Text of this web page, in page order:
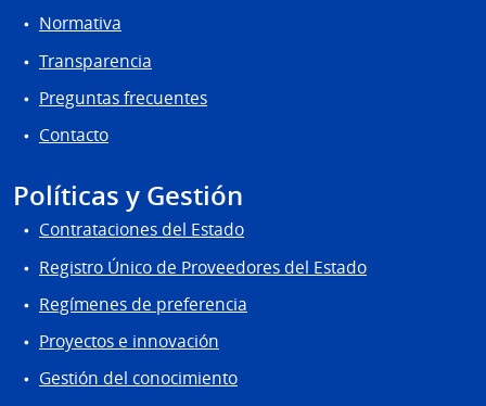
Normativa
Transparencia
Preguntas frecuentes
Contacto
Políticas y Gestión
Contrataciones del Estado
Registro Único de Proveedores del Estado
Regímenes de preferencia
Proyectos e innovación
Gestión del conocimiento